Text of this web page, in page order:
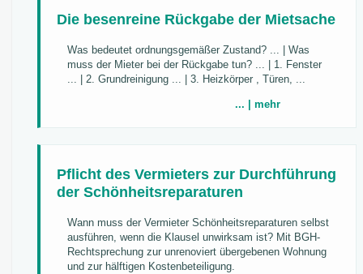
Die besenreine Rückgabe der Mietsache
Was bedeutet ordnungsgemäßer Zustand? ... | Was
muss der Mieter bei der Rückgabe tun? ... | 1. Fenster
... | 2. Grundreinigung ... | 3. Heizkörper , Türen, ...
... | mehr
Pflicht des Vermieters zur Durchführung
der Schönheitsreparaturen
Wann muss der Vermieter Schönheitsreparaturen selbst
ausführen, wenn die Klausel unwirksam ist? Mit BGH-
Rechtsprechung zur unrenoviert übergebenen Wohnung
und zur hälftigen Kostenbeteiligung.